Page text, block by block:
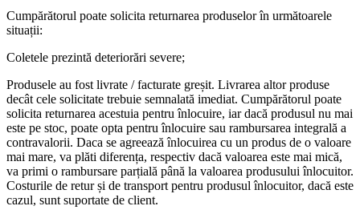
Cumpărătorul poate solicita returnarea produselor în următoarele
situații:
Coletele prezintă deteriorări severe;
Produsele au fost livrate / facturate greșit. Livrarea altor produse
decât cele solicitate trebuie semnalată imediat. Cumpărătorul poate
solicita returnarea acestuia pentru înlocuire, iar dacă produsul nu mai
este pe stoc, poate opta pentru înlocuire sau rambursarea integrală a
contravalorii. Daca se agreează înlocuirea cu un produs de o valoare
mai mare, va plăti diferența, respectiv dacă valoarea este mai mică,
va primi o rambursare parțială până la valoarea produsului înlocuitor.
Costurile de retur și de transport pentru produsul înlocuitor, dacă este
cazul, sunt suportate de client.